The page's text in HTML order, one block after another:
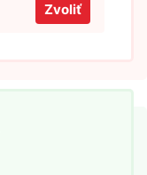
Zvoliť